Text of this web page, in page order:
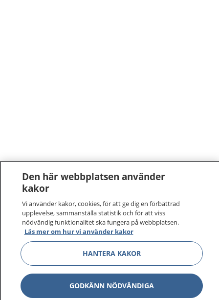
1177–tryggt om din hälsa och vård
På 1177.se får du råd om hälsa och information om
sjukdomar och vilka mottagningar du kan kontakta.
Logga in för att läsa din journal och göra dina
Den här webbplatsen använder
kakor
Vi använder kakor, cookies, för att ge dig en förbättrad
upplevelse, sammanställa statistik och för att viss
nödvändig funktionalitet ska fungera på webbplatsen.
Läs mer om hur vi använder kakor
HANTERA KAKOR
GODKÄNN NÖDVÄNDIGA